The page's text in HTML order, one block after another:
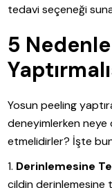
tedavi seçeneği
5
Yosun peeling
deneyimlerken
etmelidirler? İşte
Derinlemesine
cildin derinlemesine